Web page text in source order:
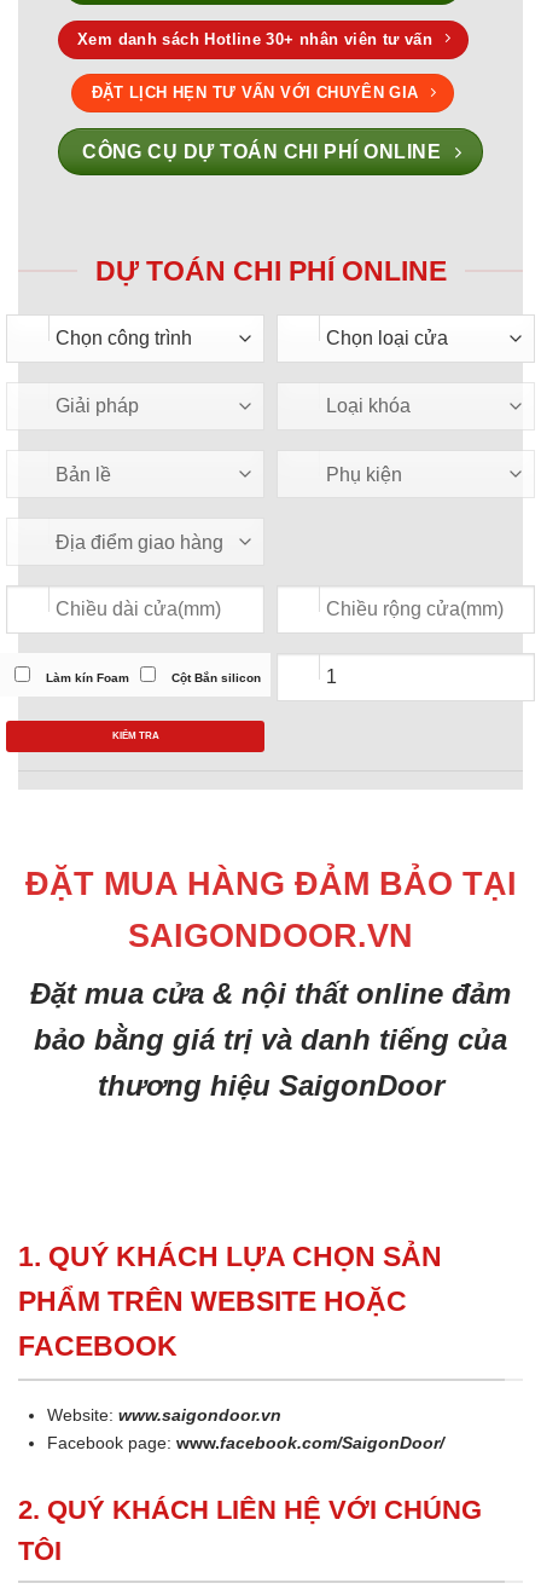
Xem danh sách Hotline 30+ nhân viên tư vấn
ĐẶT LỊCH HẸN TƯ VẤN VỚI CHUYÊN GIA
CÔNG CỤ DỰ TOÁN CHI PHÍ ONLINE
DỰ TOÁN CHI PHÍ ONLINE
Làm kín Foam Cột Bắn silicon
KIỂM TRA
ĐẶT MUA HÀNG ĐẢM BẢO TẠI
SAIGONDOOR.VN
Đặt mua cửa & nội thất online đảm
bảo bằng giá trị và danh tiếng của
thương hiệu SaigonDoor
1. QUÝ KHÁCH LỰA CHỌN SẢN
PHẨM TRÊN WEBSITE HOẶC
FACEBOOK
Website:www.saigondoor.vn
Facebook page:www.facebook.com/SaigonDoor/
2. QUÝ KHÁCH LIÊN HỆ VỚI CHÚNG
TÔI